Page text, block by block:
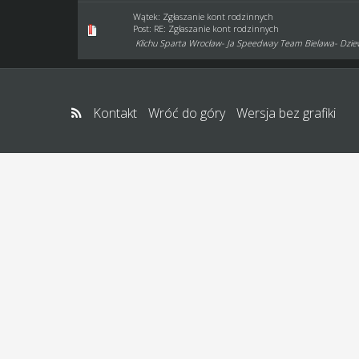
Wątek: Zgłaszanie kont rodzinnych
Post: RE: Zgłaszanie kont rodzinnych
Klichu Sparta Wrocław- Ja Speedway Team Bielawa-
Kontakt Wróć do góry Wersja bez grafiki